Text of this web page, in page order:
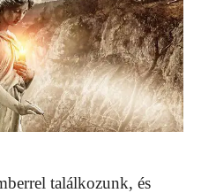
találkozunk, és